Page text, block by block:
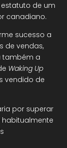
estatuto de um
canadiano.
sucesso a
de vendas,
também a
Waking Up
vendido de
por superar
habitualmente